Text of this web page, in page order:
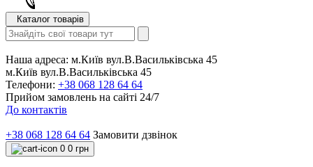
Каталог товарів
Наша адреса: м.Київ вул.В.Васильківська 45
м.Київ вул.В.Васильківська 45
Телефони: +38 068 128 64 64
Прийом замовлень на сайті 24/7
До контактів
+38 068 128 64 64 Замовити дзвінок
0 0 грн